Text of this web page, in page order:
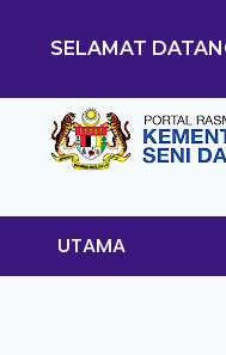
SELAMAT
UTAMA